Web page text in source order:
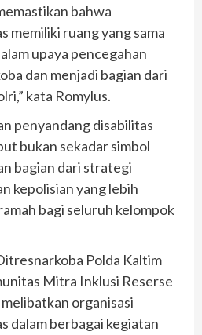
bahwa
memiliki ruang yang sama
upaya pencegahan
dan menjadi bagian dari
kata Romylus.
penyandang disabilitas
bukan sekadar simbol
bagian dari strategi
kepolisian yang lebih
bagi seluruh kelompok
Polda Kaltim
Mitra Inklusi Reserse
organisasi
dalam berbagai kegiatan